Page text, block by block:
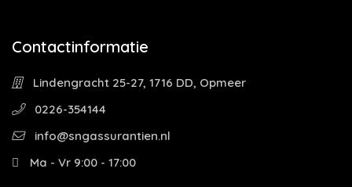
Contactinformatie
Lindengracht 25-27, 1716 DD, Opmeer
0226-354144
info@sngassurantien.nl
Ma - Vr 9:00 - 17:00